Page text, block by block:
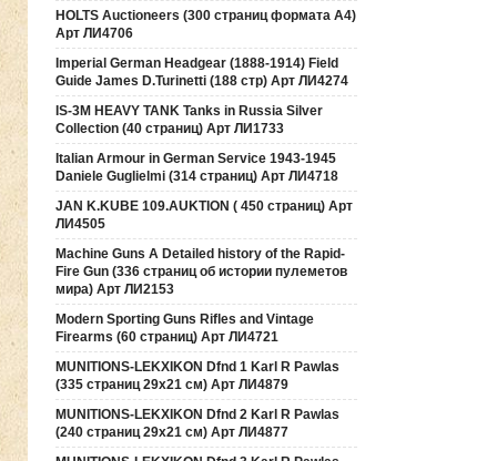
HOLTS Auctioneers (300 страниц формата А4)
Арт ЛИ4706
Imperial German Headgear (1888-1914) Field
Guide James D.Turinetti (188 cтр) Арт ЛИ4274
IS-3M HEAVY TANK Tanks in Russia Silver
Collection (40 страниц) Арт ЛИ1733
Italian Armour in German Service 1943-1945
Daniele Guglielmi (314 страниц) Арт ЛИ4718
JAN K.KUBE 109.AUKTION ( 450 страниц) Арт
ЛИ4505
Machine Guns A Detailed history of the Rapid-
Fire Gun (336 страниц об истории пулеметов
мира) Арт ЛИ2153
Modern Sporting Guns Rifles and Vintage
Firearms (60 страниц) Арт ЛИ4721
MUNITIONS-LEKXIKON Dfnd 1 Karl R Pawlas
(335 страниц 29х21 см) Арт ЛИ4879
MUNITIONS-LEKXIKON Dfnd 2 Karl R Pawlas
(240 страниц 29х21 см) Арт ЛИ4877